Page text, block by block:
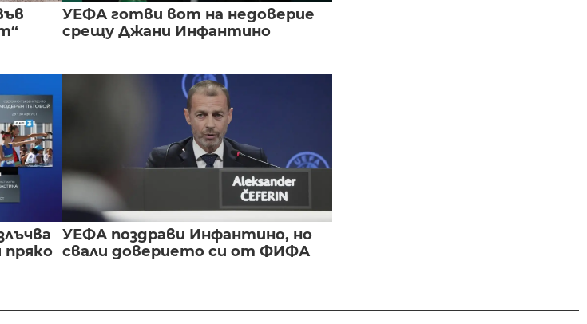
УЕФА готви вот на недоверие
срещу Джани Инфантино
УЕФА поздрави Инфантино, но
свали доверието си от ФИФА